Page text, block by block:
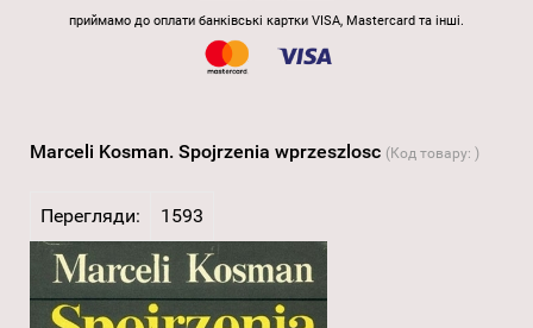
приймамо до оплати банківські картки VISA, Mastercard та інші.
Marceli Kosman. Spojrzenia wprzeszlosc (Код товару: )
Перегляди: 1593